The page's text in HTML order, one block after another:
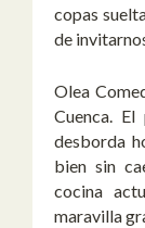
copas
de
Olea
Cuenca.
desborda
bien sin
cocina
maravilla